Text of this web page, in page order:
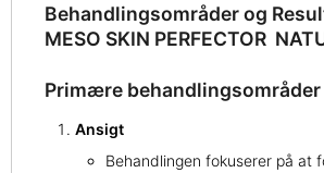
Behandlingsområder og
MESO SKIN PERFECTOR
Primære behandlingsområder
Ansigt
Behandlingen fokuserer på at